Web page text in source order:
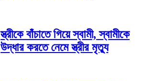
স্ত্রীকে বাঁচাতে গিয়ে স্বামী, স্বামীকে
উদ্ধার করতে নেমে স্ত্রীর মৃত্যু